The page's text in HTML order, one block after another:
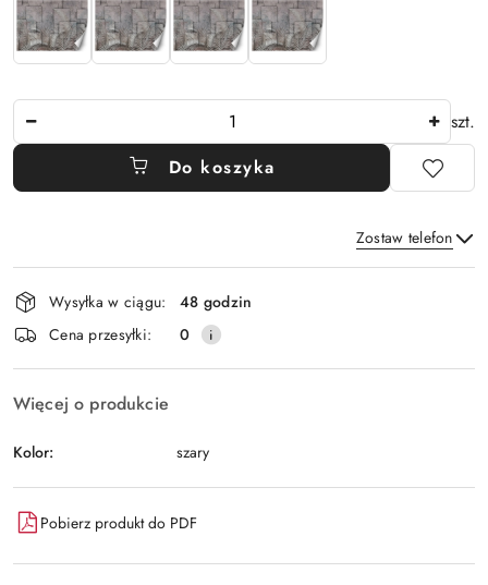
szt.
Do koszyka
Zostaw telefon
Wyślij
Dostępność
i
dostawa
Wysyłka w ciągu:
48 godzin
Cena przesyłki:
0
Więcej o produkcie
Kolor: szary
Pobierz produkt do PDF